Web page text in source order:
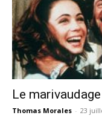
Le
Thomas Morales - 23